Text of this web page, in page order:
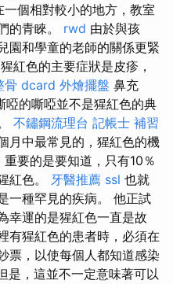
一個相對較小的地方，教室
的青睞。 rwd 由於與孩
園和學童的老師的關係更緊
紅色的主要症狀是皮疹，
骨 dcard 外燴擺盤 鼻充
啞的嘶啞並不是猩紅色的典
不鏽鋼流理台 記帳士 補習
月中最常見的，猩紅色的機
重要的是要知道，只有10％
紅色。 牙醫推薦 ssl 也就
一種罕見的疾病。 他正試
幸運的是猩紅色一直是故
有猩紅色的患者時，必須在
票，以使每個人都知道感染
是，這並不一定意味著可以